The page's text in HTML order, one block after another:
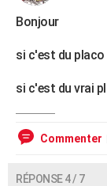
Bonjour
si c'est du placo
si c'est du vrai
Commenter
RÉPONSE 4 / 7